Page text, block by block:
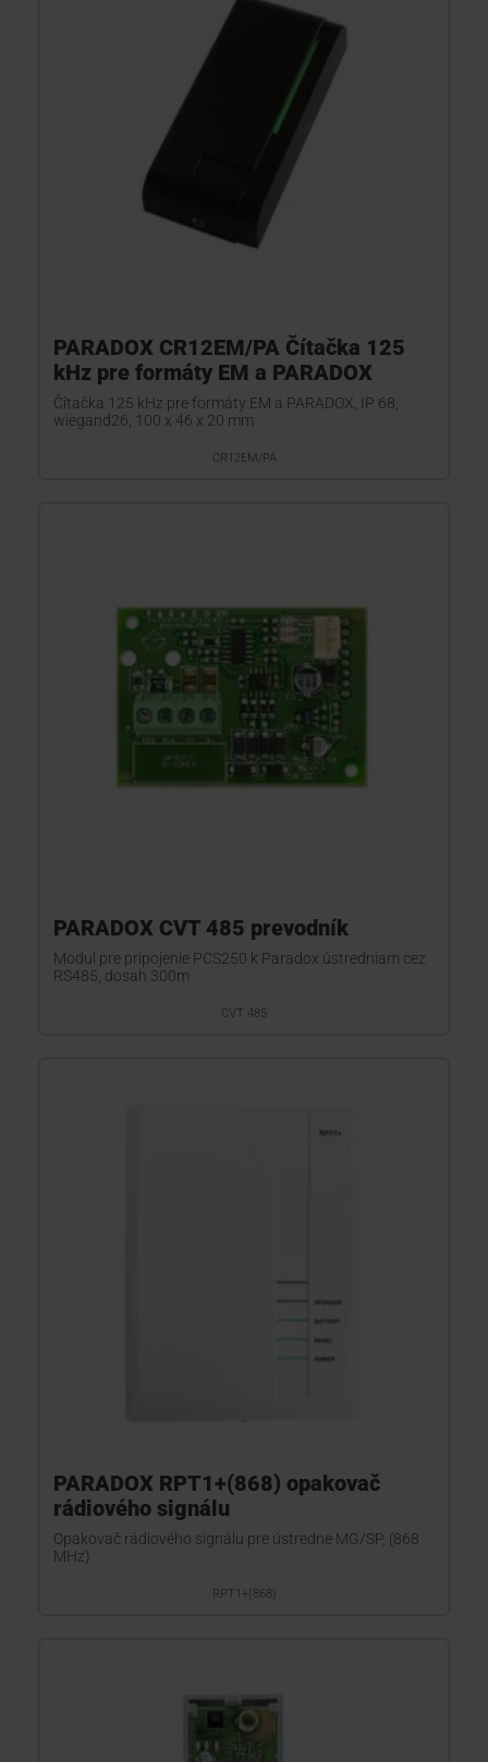
PARADOX CR12EM/PA Čítačka 125
kHz pre formáty EM a PARADOX
Čítačka 125 kHz pre formáty EM a PARADOX, IP 68,
wiegand26, 100 x 46 x 20 mm
CR12EM/PA
PARADOX CVT 485 prevodník
Modul pre pripojenie PCS250 k Paradox ústredniam cez
RS485, dosah 300m
CVT 485
PARADOX RPT1+(868) opakovač
rádiového signálu
Opakovač rádiového signálu pre ústredne MG/SP, (868
MHz)
RPT1+(868)